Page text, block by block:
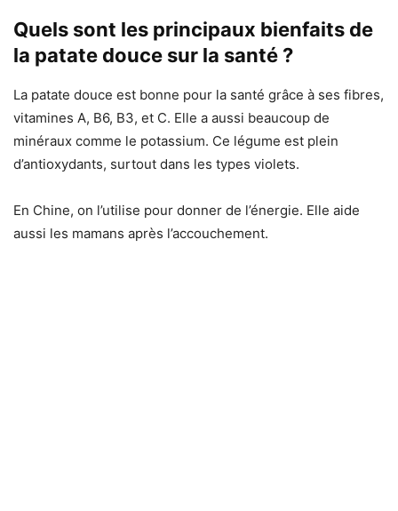
Quels sont les principaux bienfaits de
la patate douce sur la santé ?
La patate douce est bonne pour la santé grâce à ses fibres,
vitamines A, B6, B3, et C. Elle a aussi beaucoup de
minéraux comme le potassium. Ce légume est plein
d’antioxydants, surtout dans les types violets.
En Chine, on l’utilise pour donner de l’énergie. Elle aide
aussi les mamans après l’accouchement.